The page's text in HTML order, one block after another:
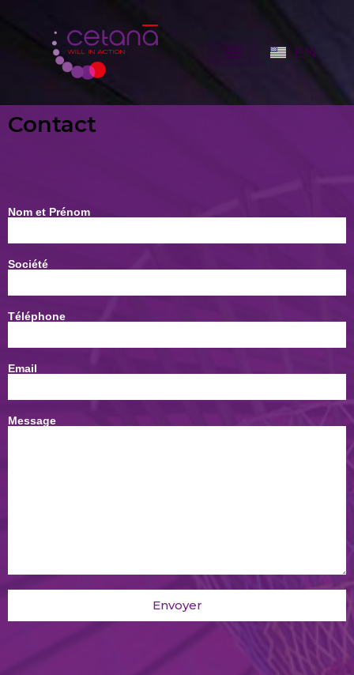
EN
Contact
Nom et Prénom
Société
Téléphone
Email
Message
Envoyer